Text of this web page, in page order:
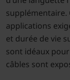
supplémentaire.
applications
et durée de vie
sont idéaux
câbles sont